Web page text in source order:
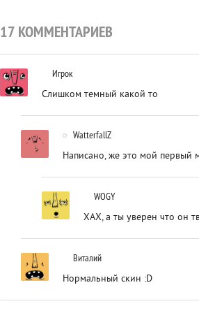
17 КОММЕНТАРИЕВ
Игрок
Слишком темный какой то
WatterfallZ
Написано, же это мой первый
WOGY
ХАХ, а ты уверен что он
Виталий
Нормальный скин :D